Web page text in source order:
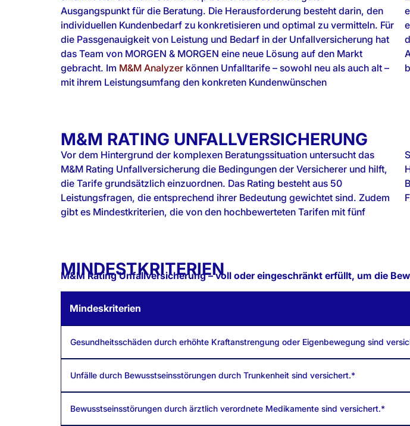
Ausgangspunkt für die Beratung. Die Herausforderung besteht darin, den
individuellen Kundenbedarf zu konkretisieren und optimal zu vermitteln. Für
die Passgenauigkeit von Leistung und Bedarf in der Unfallversicherung hat
das Team von MORGEN & MORGEN eine neue Lösung auf den Markt
gebracht. Im M&M Analyzer können Unfalltarife – sowohl neu als auch alt –
mit ihrem Leistungsumfang den konkreten Kundenwünschen
M&M RATING UNFALLVERSICHERUNG
Vor dem Hintergrund der komplexen Beratungssituation untersucht das
M&M Rating Unfallversicherung die Bedingungen der Versicherer und hilft,
die Tarife grundsätzlich einzuordnen. Das Rating besteht aus 50
Leistungsfragen, die entsprechend ihrer Bedeutung gewichtet sind. Zudem
gibt es Mindestkriterien, die von den hochbewerteten Tarifen mit fünf
Sternen und zu Teilen auch von den Vier-Sterne-Tarifen erfüllt sein müssen.
Hier wird besonders auf den erweiterten Unfallbegriff geschaut, der die
Basis der Leistungsauslöser kundenfreundlich verbreitert und für sinnvolle
MINDESTKRITERIEN
M&M Rating Unfallversicherung – voll oder eingeschränkt erfüllt, um die
Mindeskriterien
Gesundheitsschäden durch erhöhte Kraftanstrengung oder Eigenbewegung sind
Unfälle durch Bewusstseinsstörungen durch Trunkenheit sind versichert.*
Bewusstseinsstörungen durch ärztlich verordnete Medikamente sind versichert.*